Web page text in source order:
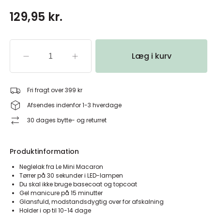
129,95 kr.
Læg i kurv
Fri fragt over 399 kr
Afsendes indenfor 1-3 hverdage
30 dages bytte- og returret
Produktinformation
Neglelak fra Le Mini Macaron
Tørrer på 30 sekunder i LED-lampen
Du skal ikke bruge basecoat og topcoat
Gel manicure på 15 minutter
Glansfuld, modstandsdygtig over for afskalning
Holder i op til 10-14 dage